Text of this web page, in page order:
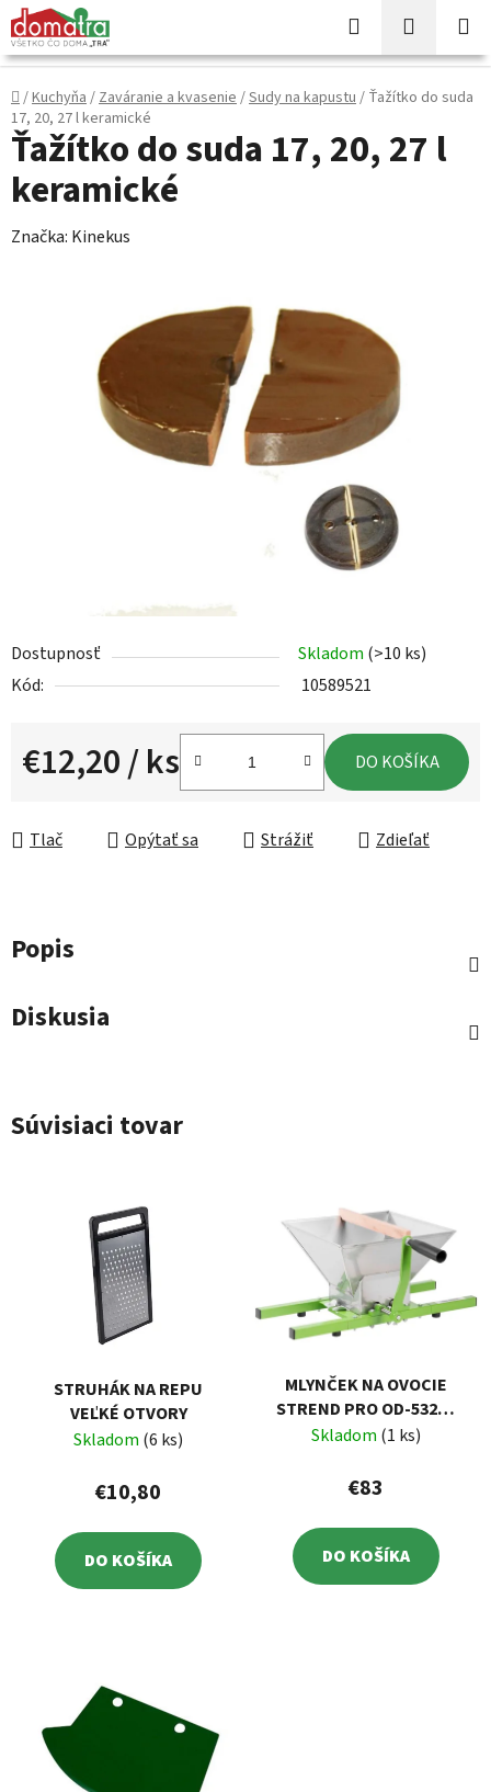
Prejsť
na
obsah
Hľadať
KOŠÍK
Domov
/Kuchyňa/Zaváranie a kvasenie/Sudy na kapustu/ Ťažítko do suda
17, 20, 27 l keramické
Dostupnosť Skladom (>10 ks)
Kód:
10589521
€12,20/ ks DO KOŠÍKA
Tlač Opýtať sa Strážiť Zdieľať
Ťažítko do suda 17, 20, 27 l
keramické
Značka: Kinekus
Popis
Diskusia
Súvisiaci tovar
STRUHÁK NA REPU
VEĽKÉ OTVORY
Skladom (6 ks)
€10,80
DO KOŠÍKA
MLYNČEK NA OVOCIE
STREND PRO OD-53207
NEREZ, 7 LIT.
Skladom (1 ks)
€83
DO KOŠÍKA